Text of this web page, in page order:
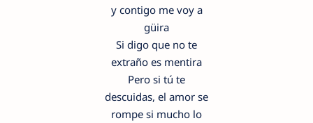
y contigo me voy a
güira
Si digo que no te
extraño es mentira
Pero si tú te
descuidas, el amor se
rompe si mucho lo